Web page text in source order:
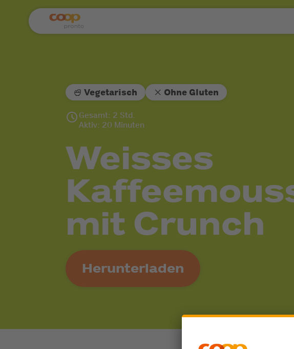
Vegetarisch Ohne Gluten
Gesamt: 2 Std.
Aktiv: 20 Minuten
Weisses
mit Crunch
Herunterladen